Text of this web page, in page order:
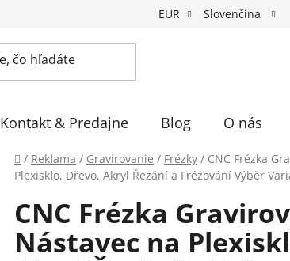
Eventovka Fotospin
EUR Slovenčina
Kontakt & Predajne Blog O nás
Domov
/ Reklama / Gravírovanie / Frézky / CNC Frézka
Plexisklo, Dřevo, Akryl Řezání a Frézování Výběr
CNC Frézka
Nástavec na